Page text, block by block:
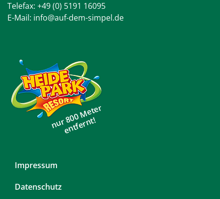
Telefax: +49 (0) 5191 16095
E-Mail: info@auf-dem-simpel.de
nur 800 Meter
entfernt!
Navigation
überspringen
Impressum
Datenschutz